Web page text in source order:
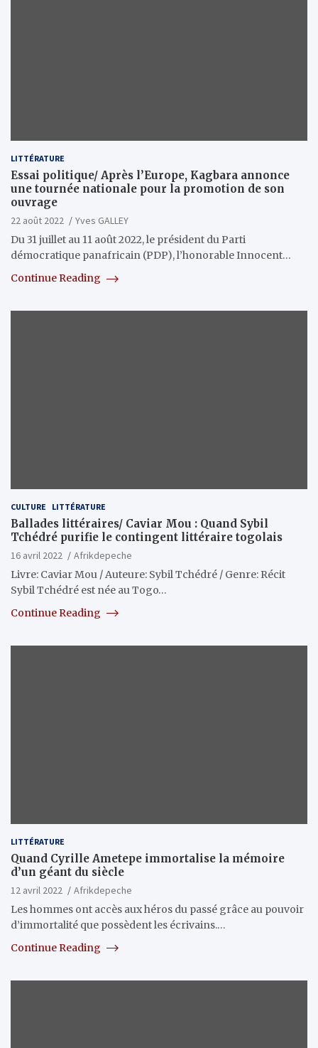
LITTÉRATURE
Essai politique/ Après l’Europe, Kagbara annonce
une tournée nationale pour la promotion de son
ouvrage
22 août 2022
Yves GALLEY
Du 31 juillet au 11 août 2022, le président du Parti
démocratique panafricain (PDP), l’honorable Innocent…
Continue Reading
CULTURE LITTÉRATURE
Ballades littéraires/ Caviar Mou : Quand Sybil
Tchédré purifie le contingent littéraire togolais
16 avril 2022
Afrikdepeche
Livre: Caviar Mou / Auteure: Sybil Tchédré / Genre: Récit
Sybil Tchédré est née au Togo…
Continue Reading
LITTÉRATURE
Quand Cyrille Ametepe immortalise la mémoire
d’un géant du siècle
12 avril 2022
Afrikdepeche
Les hommes ont accès aux héros du passé grâce au pouvoir
d’immortalité que possèdent les écrivains.…
Continue Reading